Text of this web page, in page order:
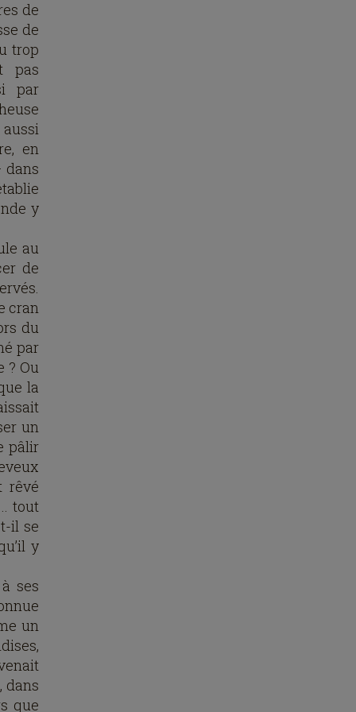
de
de
trop
pas
par
en
dans
y
au
de
cran
du
par
? Ou
la
un
pâlir
rêvé
tout
il se
y
ses
un
dans
que